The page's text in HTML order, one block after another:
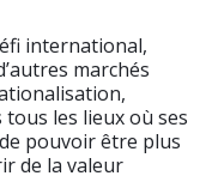
international,
marchés
les lieux où ses
pouvoir être plus
de la valeur